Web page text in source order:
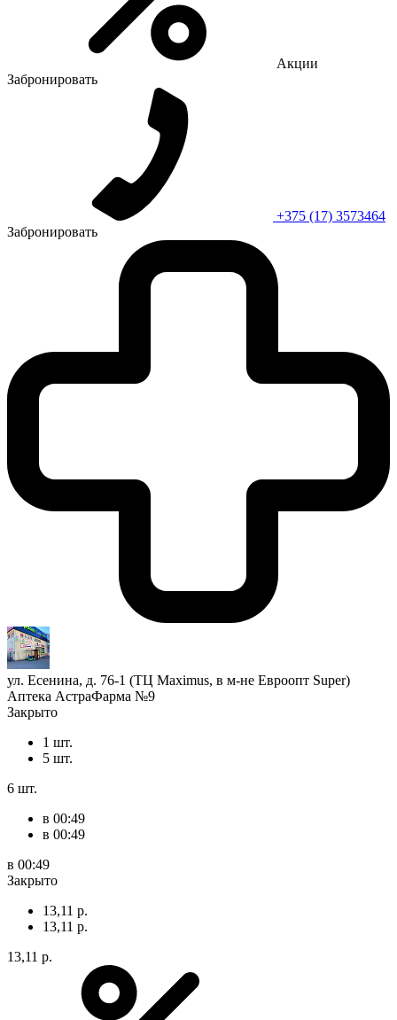
Акции
Забронировать
+375 (17) 3573464
Забронировать
ул. Есенина, д. 76-1 (ТЦ Maximus, в м-не Евроопт Super)
Аптека АстраФарма №9
Закрыто
1 шт.
5 шт.
6 шт.
в 00:49
в 00:49
в 00:49
Закрыто
13,11 р.
13,11 р.
13,11 р.